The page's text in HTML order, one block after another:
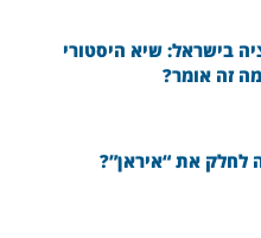
בישראל: שיא היסטורי
זה אומר?
את “איראן”?